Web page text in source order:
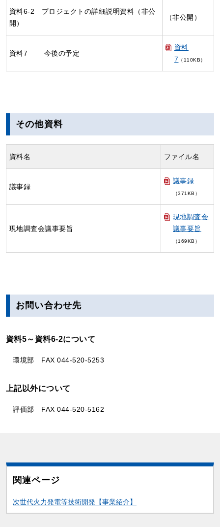
資料6-2 プロジェクトの詳細説明資料（非公
開）
（非公開）
資料7 今後の予定
資料
7
（110KB）
その他資料
資料名 ファイル名
議事録
議事録
（371KB）
現地調査会議事要旨
現地調査会
議事要旨
（169KB）
お問い合わせ先
資料5～資料6-2について
環境部 FAX 044-520-5253­
上記以外について
評価部 FAX 044-520-5162­
関連ページ
関連情報
次世代火力発電等技術開発【事業紹介】